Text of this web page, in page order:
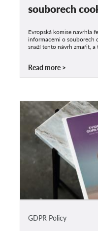
souborech
Evropská komise navrhla
informacemi o souborech
snaží tento návrh zmařit, a
Read more
GDPR Policy